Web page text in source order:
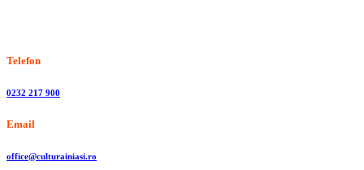
Telefon
0232 217 900
Email
office@culturainiasi.ro